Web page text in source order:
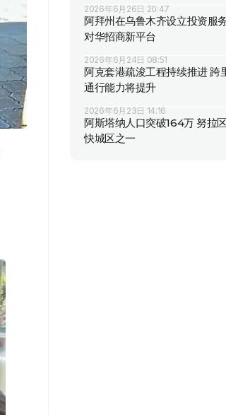
2026年6月26日 20:47
阿拜州在乌鲁木齐设立投资服
对华招商新平台
2026年6月24日 08:51
阿克套港疏浚工程持续推进 跨
通行能力将提升
2026年6月23日 14:16
阿斯塔纳人口突破164万 努拉
快城区之一